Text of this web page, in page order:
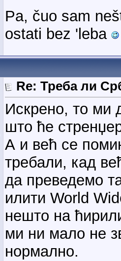
Pa, čuo sam
ostati bez 'leba
Re: Треба ли
Искрено, то ми
што ће
А и већ се
требали, кад
да преведемо
илити World
нешто на
ми ни мало не
нормално.